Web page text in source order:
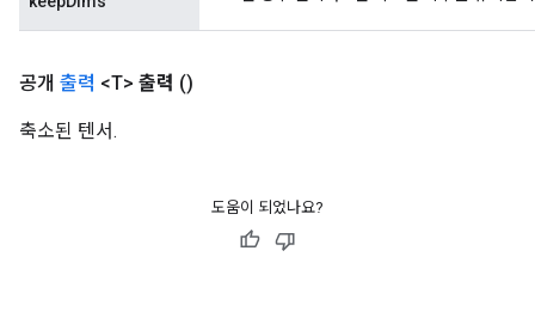
공개 출력 <T> 출력 ()
축소된 텐서.
도움이 되었나요?